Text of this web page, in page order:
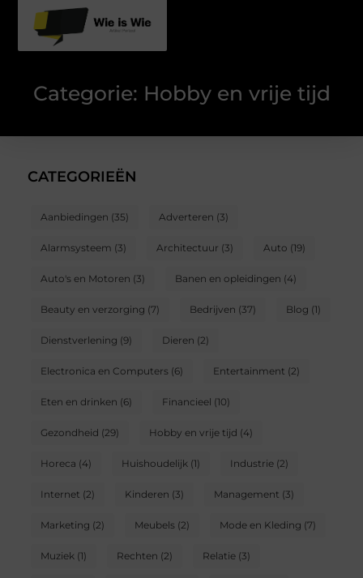
Categorie: Hobby en vrije tijd
CATEGORIEËN
Aanbiedingen (35) Adverteren (3)
Alarmsysteem (3) Architectuur (3) Auto (19)
Auto's en Motoren (3) Banen en opleidingen (4)
Beauty en verzorging (7) Bedrijven (37) Blog (1)
Dienstverlening (9) Dieren (2)
Electronica en Computers (6) Entertainment (2)
Eten en drinken (6) Financieel (10)
Gezondheid (29) Hobby en vrije tijd (4)
Horeca (4) Huishoudelijk (1) Industrie (2)
Internet (2) Kinderen (3) Management (3)
Marketing (2) Meubels (2) Mode en Kleding (7)
Muziek (1) Rechten (2) Relatie (3)